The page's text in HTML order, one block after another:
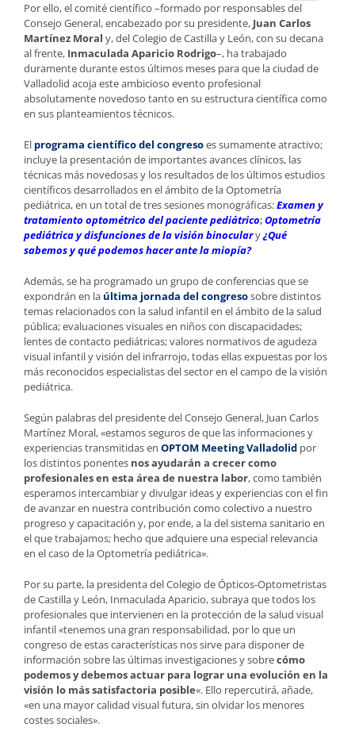
Por ello, el comité científico –formado por responsables del
Consejo General, encabezado por su presidente, Juan Carlos
Martínez Moral y, del Colegio de Castilla y León, con su decana
al frente, Inmaculada Aparicio Rodrigo–, ha trabajado
duramente durante estos últimos meses para que la ciudad de
Valladolid acoja este ambicioso evento profesional
absolutamente novedoso tanto en su estructura científica como
en sus planteamientos técnicos.
El programa científico del congresoes sumamente atractivo;
incluye la presentación de importantes avances clínicos, las
técnicas más novedosas y los resultados de los últimos estudios
científicos desarrollados en el ámbito de la Optometría
pediátrica, en un total de tres sesiones monográficas:Examen y
tratamiento optométrico del paciente pediátrico;Optometría
pediátrica y disfunciones de la visión binoculary¿Qué
sabemos y qué podemos hacer ante la miopía?
Además, se ha programado un grupo de conferencias que se
expondrán en la última jornada del congresosobre distintos
temas relacionados con la salud infantil en el ámbito de la salud
pública; evaluaciones visuales en niños con discapacidades;
lentes de contacto pediátricas; valores normativos de agudeza
visual infantil y visión del infrarrojo, todas ellas expuestas por los
más reconocidos especialistas del sector en el campo de la visión
pediátrica.
Según palabras del presidente del Consejo General, Juan Carlos
Martínez Moral, «estamos seguros de que las informaciones y
experiencias transmitidas en OPTOM Meeting Valladolid por
los distintos ponentes nos ayudarán a crecer como
profesionales en esta área de nuestra labor, como también
esperamos intercambiar y divulgar ideas y experiencias con el fin
de avanzar en nuestra contribución como colectivo a nuestro
progreso y capacitación y, por ende, a la del sistema sanitario en
el que trabajamos; hecho que adquiere una especial relevancia
en el caso de la Optometría pediátrica».
Por su parte, la presidenta del Colegio de Ópticos-Optometristas
de Castilla y León, Inmaculada Aparicio, subraya que todos los
profesionales que intervienen en la protección de la salud visual
infantil «tenemos una gran responsabilidad, por lo que un
congreso de estas características nos sirve para disponer de
información sobre las últimas investigaciones y sobrecómo
podemos y debemos actuar para lograr una evolución en la
visión lo más satisfactoria posible«. Ello repercutirá, añade,
«en una mayor calidad visual futura, sin olvidar los menores
costes sociales».